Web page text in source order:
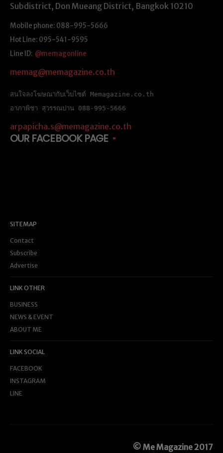
Subdistrict, Don Mueang District, Bangkok 10210
Mobile phone: 088-995-5666
Hot Line: 095-541-9595
Line ID: @memagonline
memag@memagazine.co.th
สนใจลงโฆษณากับเว็บไซต์ Memagazine.co.th
อาภาพิชา สุวรรณปาน 088-995-5666
arpapicha.s@memagazine.co.th
OUR FACEBOOK PAGE
SITEMAP
Contact
Subscribe
Advertise
LINK OTHER
BUSINESS
NEWS & EVENT
ABOUT ME
LINK SOCIAL
FACEBOOK
INSTAGRAM
LINE
© Me Magazine 2017